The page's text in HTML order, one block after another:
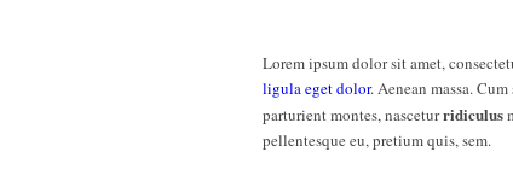
Lorem ipsum dolor sit amet,
ligula eget dolor. Aenean massa.
parturient montes, nasceturridiculus
pellentesque eu, pretium quis, sem.